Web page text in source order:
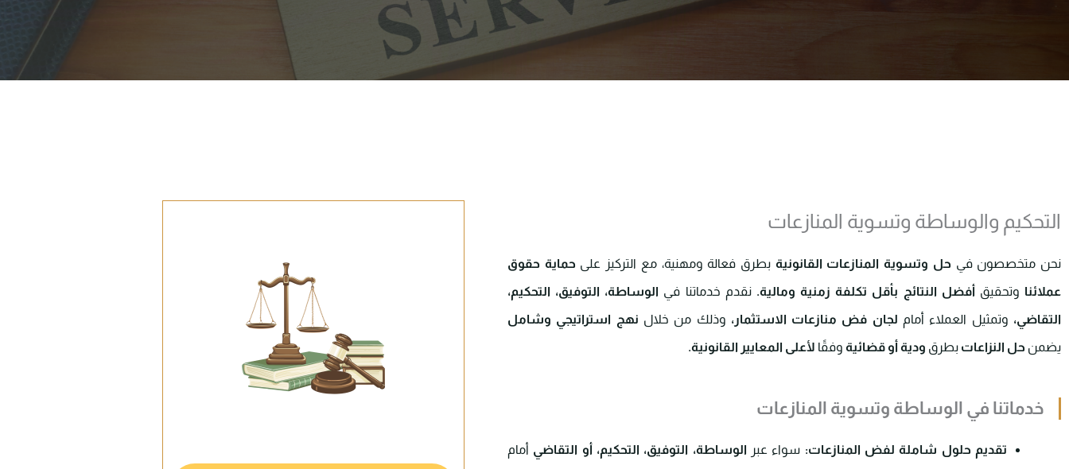
التحكيم والوساطة وتسوية المنازعات
نحن متخصصون في حل وتسوية المنازعات القانونية بطرق فعالة ومهنية، مع التركيز على حماية حقوق
عملائنا وتحقيق أفضل النتائج بأقل تكلفة زمنية ومالية. نقدم خدماتنا في الوساطة، التوفيق، التحكيم،
التقاضي، وتمثيل العملاء أمام لجان فض منازعات الاستثمار، وذلك من خلال نهج استراتيجي وشامل
يضمن حل النزاعات بطرق ودية أو قضائية وفقًا لأعلى المعايير القانونية.
خدماتنا في الوساطة وتسوية المنازعات
تقديم حلول شاملة لفض المنازعات: سواء عبر الوساطة، التوفيق، التحكيم، أو التقاضي أمام